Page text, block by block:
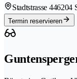
Stadtstrasse 446204
Termin reservieren